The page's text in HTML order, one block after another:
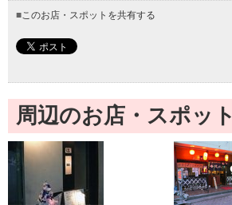
■このお店・スポットを共有する
周辺のお店・スポット